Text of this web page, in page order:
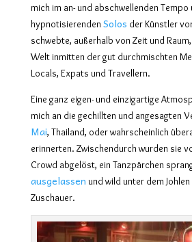
mich im an- und abschwellenden Tempo
hypnotisierenden Solos der Künstler
schwebte, außerhalb von Zeit und
Welt inmitten der gut durchmischten
Locals, Expats und Travellern.
Eine ganz eigen- und einzigartige
mich an die gechillten und angesagten
Mai, Thailand, oder wahrscheinlich
erinnerten. Zwischendurch wurden sie
Crowd abgelöst, ein Tanzpärchen
ausgelassen und wild unter dem
Zuschauer.